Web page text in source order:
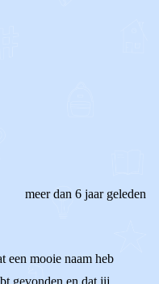
meer dan 6 jaar geleden
een mooie naam heb
gevonden en dat jij